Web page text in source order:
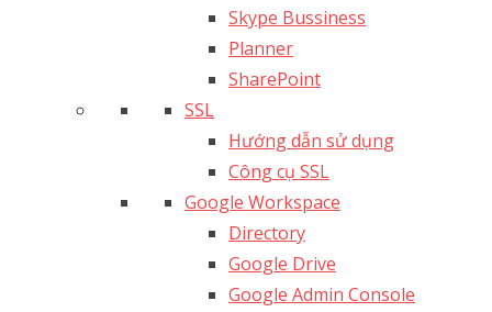
Skype Bussiness
Planner
SharePoint
SSL
Hướng dẫn sử dụng
Công cụ SSL
Google Workspace
Directory
Google Drive
Google Admin Console